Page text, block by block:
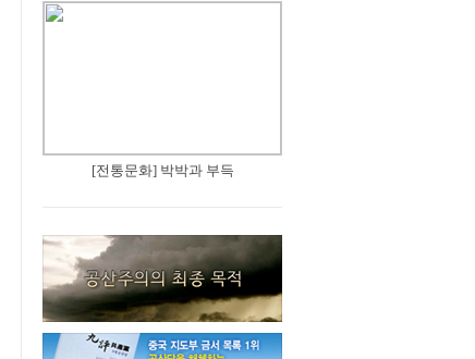
[전통문화] 박박과 부득